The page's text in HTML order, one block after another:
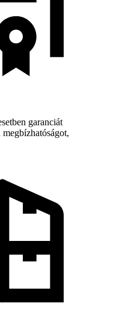
garanciát